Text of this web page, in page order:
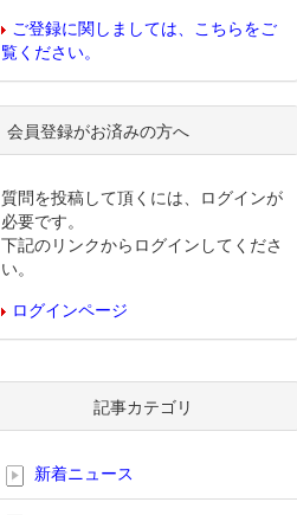
ご登録に関しましては、こちらをご
覧ください。
会員登録がお済みの方へ
質問を投稿して頂くには、ログインが
必要です。
下記のリンクからログインしてくださ
い。
ログインページ
記事カテゴリ
新着ニュース